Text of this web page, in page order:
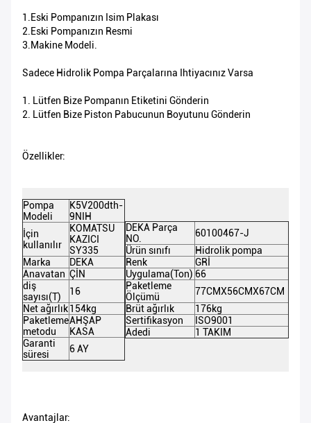
1.Eski Pompanızın Isim Plakası
2.Eski Pompanızın Resmi
3.Makine Modeli.
Sadece Hidrolik Pompa Parçalarına Ihtiyacınız Varsa
1. Lütfen Bize Pompanın Etiketini Gönderin
2. Lütfen Bize Piston Pabucunun Boyutunu Gönderin
Özellikler:
Pompa
Modeli
K5V200dth-
9NIH
İçin
kullanılır
KOMATSU
KAZICI
SY335
Marka
DEKA
Anavatan ÇİN
diş
sayısı(T)
16
Net ağırlık154kg
Paketleme
metodu
AHŞAP
KASA
Garanti
süresi
6 AY
DEKA Parça
NO.
60100467-J
Ürün sınıfı
Hidrolik pompa
Renk
GRİ
Uygulama(Ton) 66
Paketleme
Ölçümü
77CMX56CMX67CM
Brüt ağırlık
176kg
Sertifikasyon
ISO9001
Adedi
1 TAKIM
Avantajlar: